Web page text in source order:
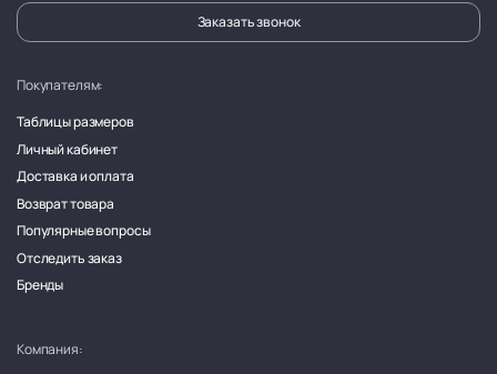
Заказать звонок
Покупателям:
Таблицы размеров
Личный кабинет
Доставка и оплата
Возврат товара
Популярные вопросы
Отследить заказ
Бренды
Компания: